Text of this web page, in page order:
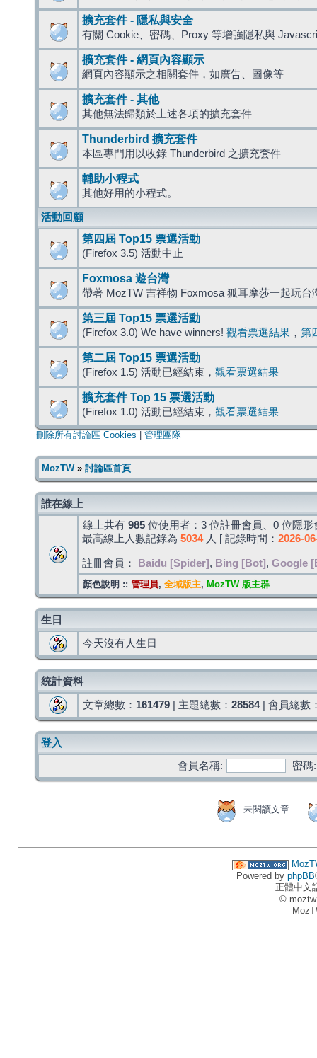
擴充套件 - 隱私與安全
有關 Cookie、密碼、Proxy 等增強隱私與
擴充套件 - 網頁內容顯示
網頁內容顯示之相關套件，如廣告、圖像等
擴充套件 - 其他
其他無法歸類於上述各項的擴充套件
Thunderbird 擴充套件
本區專門用以收錄 Thunderbird 之擴充套件
輔助小程式
其他好用的小程式。
活動回顧
第四屆 Top15 票選活動
(Firefox 3.5) 活動中止
Foxmosa 遊台灣
帶著 MozTW 吉祥物 Foxmosa 狐耳摩莎一起玩台
第三屆 Top15 票選活動
(Firefox 3.0) We have winners! 觀看票選結果 ， 第
第二屆 Top15 票選活動
(Firefox 1.5) 活動已經結束， 觀看票選結果
擴充套件 Top 15 票選活動
(Firefox 1.0) 活動已經結束， 觀看票選結果
刪除所有討論區 Cookies 管理團隊
MozTW» 討論區首頁
誰在線上
線上共有 985 位使用者：3 位註冊會員、0 位隱
最高線上人數記錄為 5034人 [ 記錄時間： 2026-
註冊會員： Baidu [Spider] , Bing [Bot] , Google
顏色說明 :: 管理員, 全域版主, MozTW 版主群
生日
今天沒有人生日
統計資料
文章總數： 161479 | 主題總數： 28584| 會員總數
登入
會員名稱:
密碼:
未閱讀文章
Powered by phpBB
正體中文
©